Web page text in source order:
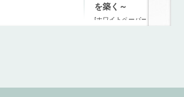
を築く～
[ホワイトペーパー]